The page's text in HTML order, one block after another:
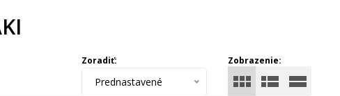
Zobrazenie:
Zoradiť:
Prednastavené